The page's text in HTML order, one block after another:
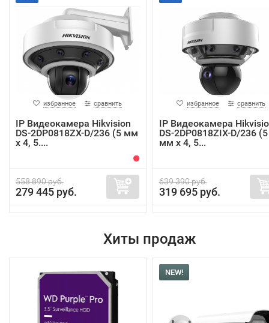
избранное сравнить
IP Видеокамера Hikvision
DS-2DP0818ZX-D/236 (5 мм
x 4, 5....
558 890 руб.
279 445 руб.
избранное сравнить
IP Видеокамера
DS-2DP0818ZIX-D/236 (5
мм x 4, 5...
639 390 руб.
319 695 руб.
Хиты продаж
NEW!